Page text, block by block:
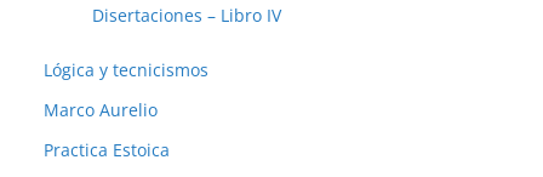
Disertaciones – Libro IV
Lógica y tecnicismos
Marco Aurelio
Practica Estoica